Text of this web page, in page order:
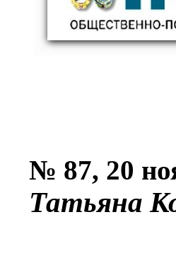
№ 87, 20
Татьяна